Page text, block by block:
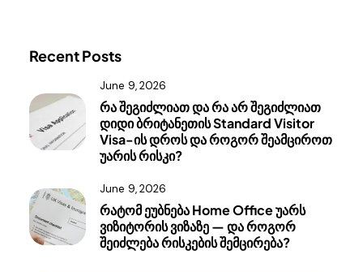
Recent Posts
June 9, 2026
რა შეგიძლიათ და რა არ შეგიძლიათ
დიდი ბრიტანეთის Standard Visitor
Visa-ის დროს და როგორ შეამციროთ
უარის რისკი?
June 9, 2026
რატომ ეუბნება Home Office უარს
ვიზიტორის ვიზაზე — და როგორ
შეიძლება რისკების შემცირება?